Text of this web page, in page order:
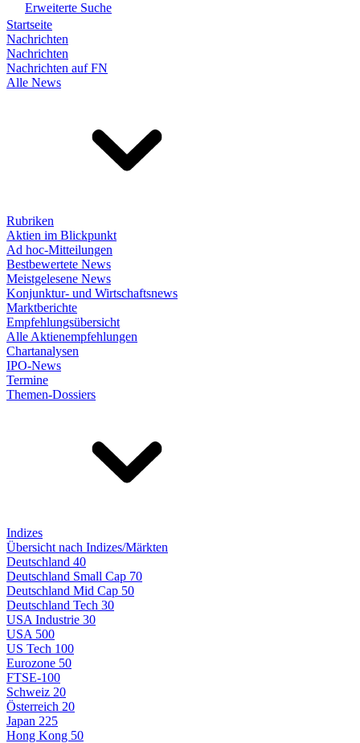
Erweiterte Suche
Startseite
Nachrichten
Nachrichten
Nachrichten auf FN
Alle News
Rubriken
Aktien im Blickpunkt
Ad hoc-Mitteilungen
Bestbewertete News
Meistgelesene News
Konjunktur- und Wirtschaftsnews
Marktberichte
Empfehlungsübersicht
Alle Aktienempfehlungen
Chartanalysen
IPO-News
Termine
Themen-Dossiers
Indizes
Übersicht nach Indizes/Märkten
Deutschland 40
Deutschland Small Cap 70
Deutschland Mid Cap 50
Deutschland Tech 30
USA Industrie 30
USA 500
US Tech 100
Eurozone 50
FTSE-100
Schweiz 20
Österreich 20
Japan 225
Hong Kong 50